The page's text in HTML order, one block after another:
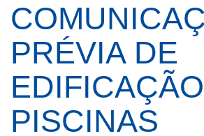
PRÉVIA DE
PISCINAS